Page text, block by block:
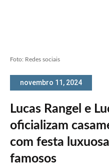
Foto: Redes sociais
novembro 11, 2024
Lucas Rangel e
oficializam
com festa
famosos